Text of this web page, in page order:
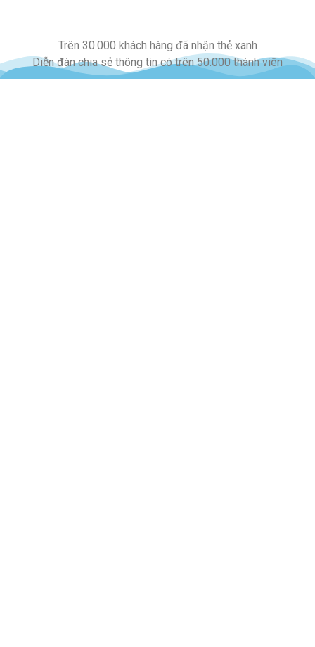
Trên 30.000 khách hàng đã nhận thẻ xanh
Diễn đàn chia sẻ thông tin có trên 50.000 thành viên